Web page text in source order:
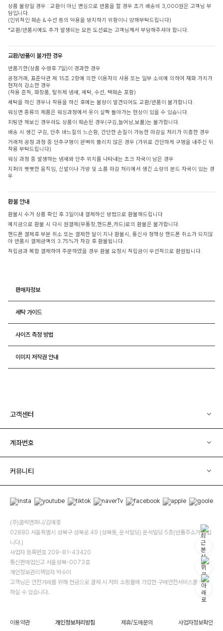
상품 불량일 경우 : 교환이 아닌 변심으로 반품을 할 경우 초기 배송비 3,000원은 고객님 부
담입니다.
(인위적인 훼손 & 수선 등의 악용을 방지하기 위함이니 양해부탁드립니다)
*교환/반품시에도 추가 발생되는 모든 도선료는 고객님께서 부담해주셔야 합니다.
교환/반품이 불가한 경우
반품기한(상품 수령후 7일)이 경과한 경우
공정거래, 표준약관 제 15조 2항에 의한 이용자의 사용 또는 일부 소비에 의하여 재화 가치가
현저히 감소한 경우
(착용 흔적, 화장품, 탈취제 냄새, 세탁, 수선, 택훼손 포함)
세탁을 하신 경우나 착용을 하신 후에는 불량이 발견되어도 교환/반품이 불가합니다.
워싱면 종류의 제품은 워싱과정에서 옷이 살짝 돌아가는 현상이 있을 수 있습니다.
피팅만 해보신 경우라도 상품이 훼손된 경우(구김,늘어남,보풀)는 불가합니다.
배송 시 생긴 구김, 단추 바느질의 느슨함, 간단한 손질이 가능한 마감실 처리가 미흡한 경우
거래처 공정 과정 중 단추구멍이 완벽히 뚫리지 않은 경우 (가위로 간단하게 구멍을 내주신 뒤
착용 부탁드립니다)
워싱 과정 중 발생하는 냄새와 단추 위치를 나타내는 초크 자국이 남은 경우
지퍼의 뻣뻣한 움직임, 신발이나 가방 및 소품 마감 처리에서 생긴 소량의 본드 자국이 있는 경
우
환불 안내
환불시 수거 상품 확인 후 3일이내 결제하신 방법으로 환불해드립니다
예치금으로 환불 시 다시 원결제(무통장,핸드폰,카드)로의 환불은 불가합니다.
핸드폰 결제후 부분 취소 또는 결제한 달이 지나 환불시, 통신사 정책상 핸드폰 취소가 되지않
아 반품시 결제금액의 3.75%가 차감 후 환불됩니다.
적립금과 복합 결제하여 주문하였을 경우 환불 요청시 적립금이 우선적으로 환원됩니다.
판매자정보
세탁 가이드
사이즈 측정 방법
이미지 저작권 안내
고객센터
계좌번호
커뮤니티
(주)클릭앤퍼니/김예중
02880 서울특별시 성북구 성북로 49 (성북동, 운석빌딩) 운석빌딩 5층(반품주소가 아닙
니다.)
사업자 등록번호 209-81-43420
통신판매업신고 서울성북-0073호
개인정보관리책임자 박수미
고객님은 안전거래를 위해 현금으로 결제 시 저희 소핑몰에 가입한 구매안전서비스를 이용
하실 수 있습니다.
이용약관 개인정보처리방침 제휴/도매문의 사업자정보확인